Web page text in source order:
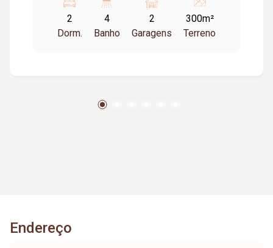
cozinhas planejada, garagem da frente entrada
para 03 carros, entrada pelo outro lado do
imóvel entrada para 04 carros, churrasqueira,
carro 76,80 metros.
2
Dorm.
4
Banho
2
Garagens
300m²
Terreno
Endereço